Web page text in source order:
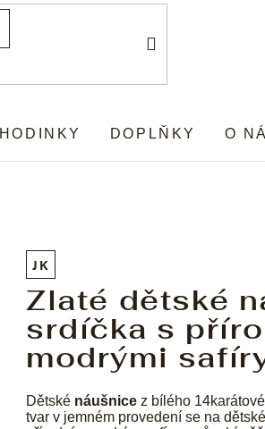
HODINKY DOPLŇKY O
JK
Zlaté dětské
srdíčka s
modrými
Dětské náušnice z bílého
tvar v jemném provedení se na